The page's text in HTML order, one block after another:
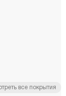
все покрытия